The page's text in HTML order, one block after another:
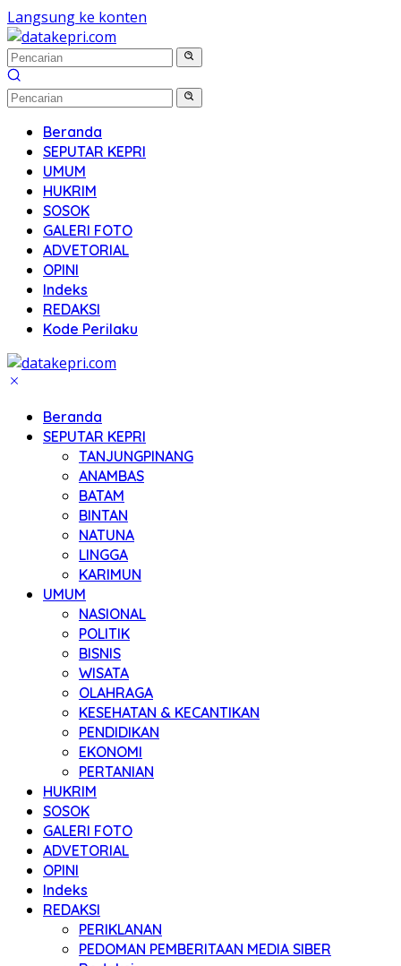
Langsung ke konten
Beranda
SEPUTAR KEPRI
UMUM
HUKRIM
SOSOK
GALERI FOTO
ADVETORIAL
OPINI
Indeks
REDAKSI
Kode Perilaku
Beranda
SEPUTAR KEPRI
TANJUNGPINANG
ANAMBAS
BATAM
BINTAN
NATUNA
LINGGA
KARIMUN
UMUM
NASIONAL
POLITIK
BISNIS
WISATA
OLAHRAGA
KESEHATAN & KECANTIKAN
PENDIDIKAN
EKONOMI
PERTANIAN
HUKRIM
SOSOK
GALERI FOTO
ADVETORIAL
OPINI
Indeks
REDAKSI
PERIKLANAN
PEDOMAN PEMBERITAAN MEDIA SIBER